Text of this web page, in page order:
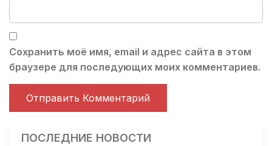
Сохранить моё имя, email и адрес сайта в этом
браузере для последующих моих комментариев.
ПОСЛЕДНИЕ НОВОСТИ